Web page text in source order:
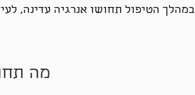
במהלך הטיפול תחושו אנרגיה עדינה,
מה